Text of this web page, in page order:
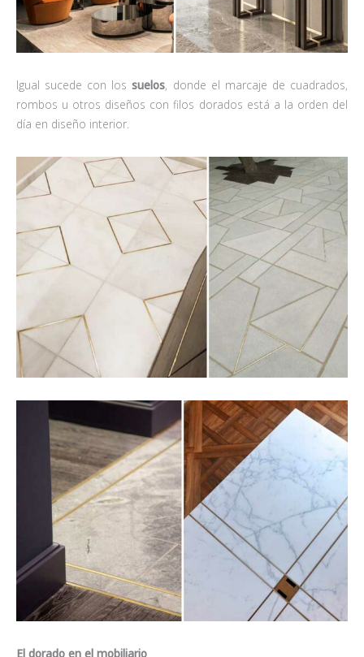
Igual sucede con lossuelos, donde el marcaje de cuadrados,
rombos u otros diseños con filos dorados está a la orden del
día en diseño interior.
El dorado en el mobiliario